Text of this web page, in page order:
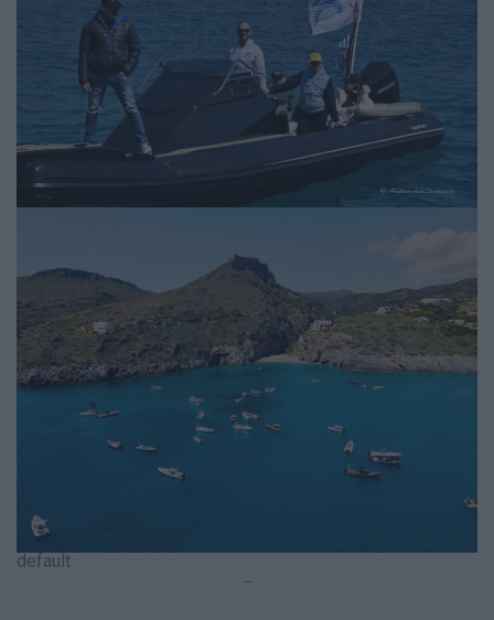
default
–